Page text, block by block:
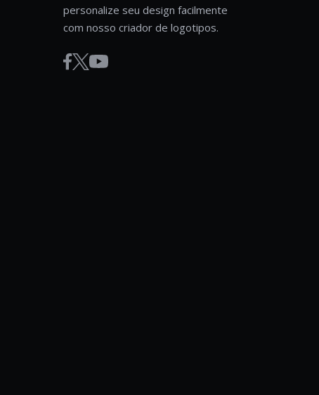
personalize seu design facilmente
com nosso criador de logotipos.